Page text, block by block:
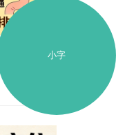
小字